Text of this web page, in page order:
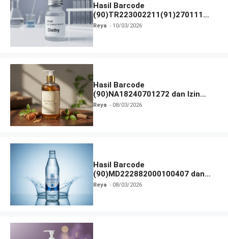
Hasil Barcode
(90)TR223002211(91)270111
dan Izin BPOM
Reya 10/03/2026
Hasil Barcode
(90)NA18240701272 dan Izin
BPOM
Reya 08/03/2026
Hasil Barcode
(90)MD222882000100407 dan
Izin BPOM
Reya 08/03/2026